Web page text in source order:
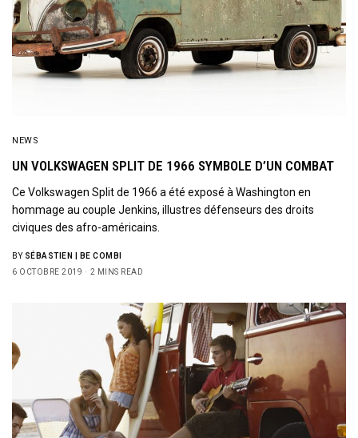
NEWS
UN VOLKSWAGEN SPLIT DE 1966 SYMBOLE D’UN COMBAT
Ce Volkswagen Split de 1966 a été exposé à Washington en
hommage au couple Jenkins, illustres défenseurs des droits
civiques des afro-américains.
BY SÉBASTIEN | BE COMBI
6 OCTOBRE 2019
2 MINS READ